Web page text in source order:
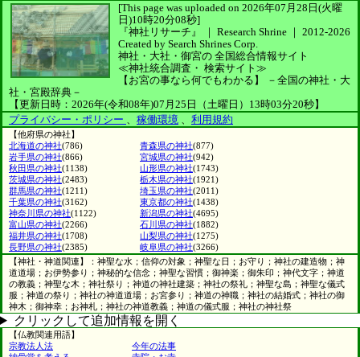
[This page was uploaded on 2026年07月28日(火曜
日)10時20分08秒]
『神社リサーチ』 ｜ Research Shrine ｜ 2012-2026
Created by Search Shrines Corp.
神社・大社・御宮の 全国総合情報サイト
≪神社統合調査・ 検索サイト≫
【お宮の事なら何でもわかる】
－全国の神社・大
社・宮殿辞典－
【更新日時：2026年(令和08年)07月25日（土曜日）13時03分20秒】
プライバシー・ポリシー
稼働環境 利用規約
【他府県の神社】
北海道の神社(786) 青森県の神社(877)
岩手県の神社(866) 宮城県の神社(942)
秋田県の神社(1138) 山形県の神社(1743)
茨城県の神社(2483) 栃木県の神社(1921)
群馬県の神社(1211) 埼玉県の神社(2011)
千葉県の神社(3162) 東京都の神社(1438)
神奈川県の神社(1122) 新潟県の神社(4695)
富山県の神社(2266) 石川県の神社(1882)
福井県の神社(1708) 山梨県の神社(1275)
長野県の神社(2385) 岐阜県の神社(3266)
【神社・神道関連】：神聖な水；信仰の対象；神聖な日；お守り；神社の建造物；神
道道場；お伊勢参り；神秘的な信念；神聖な習慣；御神楽；御朱印；神代文字；神道
の教義；神聖な木；神社祭り；神道の神社建築；神社の祭礼；神聖な島；神聖な儀式
服；神道の祭り；神社の神道道場；お宮参り；神道の神職；神社の結婚式；神社の御
神木；御神幸；お神札；神社の神道教義；神道の儀式服；神社の神社祭
クリックして追加情報を開く
【仏教関連用語】
宗教法人法
今年の法事